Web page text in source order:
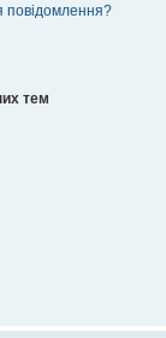
повідомлення?
тем